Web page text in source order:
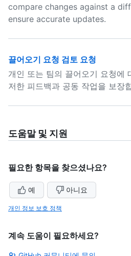
compare changes against a
ensure accurate updates.
끌어오기 요청 검토 요청
개인 또는 팀의 끌어오기 요청에
저한 피드백과 공동 작업을 보장
도움말 및 지원
필요한 항목을 찾으셨나요?
예 아니요
개인 정보 보호 정책
계속 도움이 필요하세요?